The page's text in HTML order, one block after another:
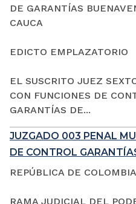
DE GARANTÍAS
CAUCA
EDICTO EMPLAZATORIO
EL SUSCRITO JUEZ
CON FUNCIONES DE
GARANTÍAS DE...
JUZGADO 003 PENAL
DE CONTROL
REPÚBLICA DE COLOMBIA
RAMA JUDICIAL DEL